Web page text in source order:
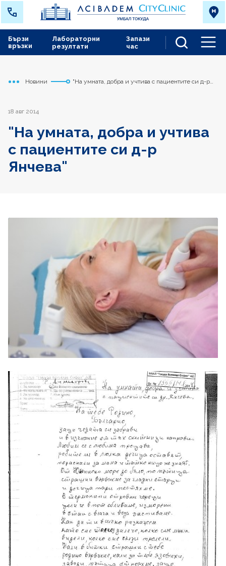
Лабораторни
резултати
Запази
час
Бързи
връзки
Начало
Токуда
Новини
"На умната, добра и учтива с пациентите си д-р
18 авг 2014
"На умната, добра и учтива
с пациентите си д-р
Янчева"